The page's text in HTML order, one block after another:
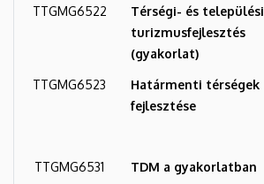
TTGMG6522
Térségi- és települési
turizmusfejlesztés
(gyakorlat)
TTGMG6523
Határmenti térségek
fejlesztése
TTGMG6531 TDM a gyakorlatban